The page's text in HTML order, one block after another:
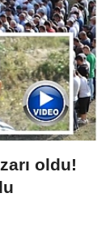
oldu!